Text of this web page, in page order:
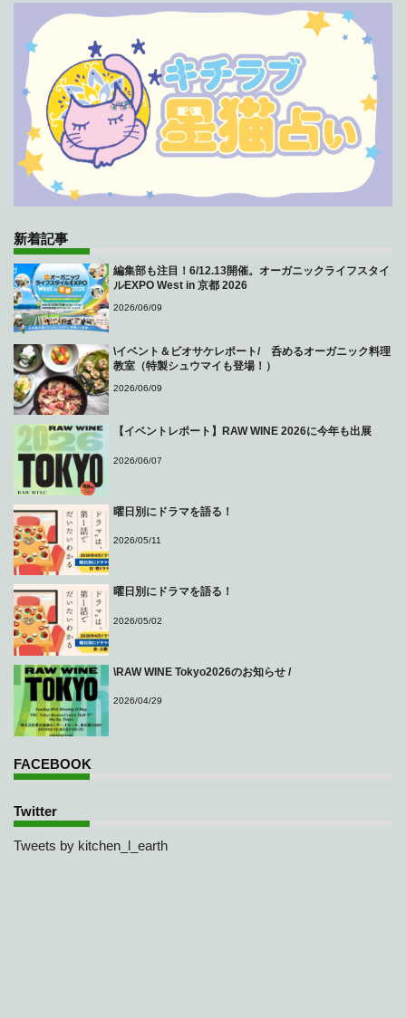
新着記事
編集部も注目！6/12.13開催。オーガニックライフスタイ
ルEXPO West in 京都 2026
2026/06/09
\イベント＆ビオサケレポート/ 呑めるオーガニック料理
教室（特製シュウマイも登場！）
2026/06/09
【イベントレポート】RAW WINE 2026に今年も出展
2026/06/07
曜日別にドラマを語る！
2026/05/11
曜日別にドラマを語る！
2026/05/02
\RAW WINE Tokyo2026のお知らせ /
2026/04/29
FACEBOOK
Twitter
Tweets by kitchen_l_earth